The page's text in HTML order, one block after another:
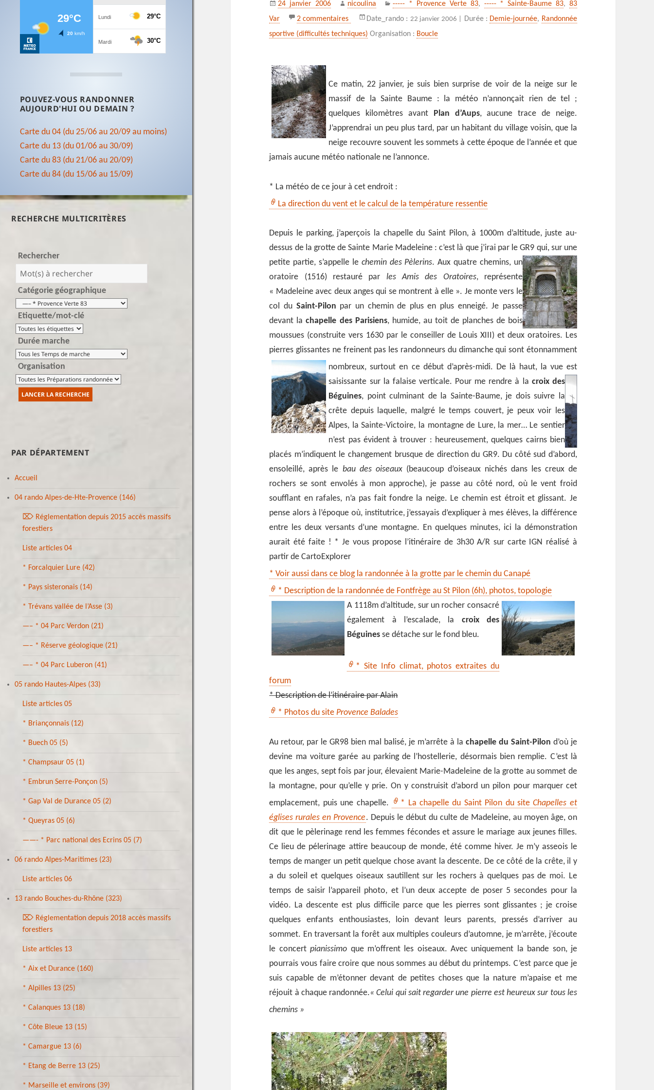
POUVEZ-VOUS RANDONNER
AUJOURD'HUI OU DEMAIN ?
Carte du 04 (du 25/06 au 20/09 au moins)
Carte du 13 (du 01/06 au 30/09)
Carte du 83 (du 21/06 au 20/09)
Carte du 84 (du 15/06 au 15/09)
RECHERCHE MULTICRITÈRES
Rechercher
Catégorie géographique
Etiquette/mot-clé
Durée marche
Organisation
PAR DÉPARTEMENT
Accueil
04 rando Alpes-de-Hte-Provence (146)
⌦ Réglementation depuis 2015 accès massifs
forestiers
Liste articles 04
* Forcalquier Lure (42)
* Pays sisteronais (14)
* Trévans vallée de l’Asse (3)
—– * 04 Parc Verdon (21)
—– * Réserve géologique (21)
—– * 04 Parc Luberon (41)
05 rando Hautes-Alpes (33)
Liste articles 05
* Briançonnais (12)
* Buech 05 (5)
* Champsaur 05 (1)
* Embrun Serre-Ponçon (5)
* Gap Val de Durance 05 (2)
* Queyras 05 (6)
——- * Parc national des Ecrins 05 (7)
06 rando Alpes-Maritimes (23)
Liste articles 06
13 rando Bouches-du-Rhône (323)
⌦ Réglementation depuis 2018 accès massifs
forestiers
Liste articles 13
* Aix et Durance (160)
* Alpilles 13 (25)
* Calanques 13 (18)
* Côte Bleue 13 (15)
* Camargue 13 (6)
* Etang de Berre 13 (25)
* Marseille et environs (39)
le
24 janvier 2006 nicoulina ----- * Provence Verte 83, ----- * Sainte-Baume 83, 83
Var
2 commentaires
sur De la neige à la croix des Béguines
Date_rando : 22 janvier 2006 | Durée : Demie-journée, Randonnée
sportive (difficultés techniques) Organisation : Boucle
Ce matin, 22 janvier, je suis bien surprise de voir de la neige sur le
massif de la Sainte Baume : la météo n’annonçait rien de tel ;
quelques kilomètres avant Plan d’Aups, aucune trace de neige.
J’apprendrai un peu plus tard, par un habitant du village voisin, que la
neige recouvre souvent les sommets à cette époque de l’année et que
jamais aucune météo nationale ne l’annonce.
* La météo de ce jour à cet endroit :
La direction du vent et le calcul de la température ressentie
Depuis le parking, j’aperçois la chapelle du Saint Pilon, à 1000m d’altitude, juste au-
dessus de la grotte de Sainte Marie Madeleine : c’est là que j’irai par le GR9 qui, sur une
petite partie, s’appelle le chemin des Pèlerins.Aux quatre chemins, un
oratoire (1516) restauré par les Amis des Oratoires, représente
« Madeleine avec deux anges qui se montrent à elle ». Je monte vers le
col du Saint-Pilon par un chemin de plus en plus enneigé. Je passe
devant lachapelle des Parisiens, humide, au toit de planches de bois
moussues (construite vers 1630 par le conseiller de Louis XIII) et deux oratoires. Les
pierres glissantes ne freinent pas les randonneurs du dimanche qui sont étonnamment
nombreux, surtout en ce début d’après-midi. De là haut, la vue est
saisissante sur la falaise verticale. Pour me rendre à la croix des
Béguines, point culminant de la Sainte-Baume, je dois suivre la
crête depuis laquelle, malgré le temps couvert, je peux voir les
Alpes, la Sainte-Victoire, la montagne de Lure, la mer… Le sentier
n’est pas évident à trouver : heureusement, quelques cairns bien
placés m’indiquent le changement brusque de direction du GR9. Du côté sud d’abord,
ensoleillé, après le bau des oiseaux (beaucoup d’oiseaux nichés dans les creux de
rochers se sont envolés à mon approche), je passe au côté nord, où le vent froid
soufflant en rafales, n’a pas fait fondre la neige. Le chemin est étroit et glissant. Je
pense alors à l’époque où, institutrice, j’essayais d’expliquer à mes élèves, la différence
entre les deux versants d’une montagne. En quelques minutes, ici la démonstration
aurait été faite ! * Je vous propose l’itinéraire de 3h30 A/R sur carte IGN réalisé à
partir de CartoExplorer
* Voir aussi dans ce blog la randonnée à la grotte par le chemin du Canapé
* Description de la randonnée de Fontfrège au St Pilon (6h), photos, topologie
A 1118m d’altitude, sur un rocher consacré
également à l’escalade, la croix des
Béguinesse détache sur le fond bleu.
* Site Info climat, photos extraites du
forum
* Description de l’itinéraire par Alain
* Photos du site Provence Balades
Au retour, par le GR98 bien mal balisé, je m’arrête à lachapelle du Saint-Pilon d’où je
devine ma voiture garée au parking de l’hostellerie, désormais bien remplie. C’est là
que les anges, sept fois par jour, élevaient Marie-Madeleine de la grotte au sommet de
la montagne, pour qu’elle y prie. On y construisit d’abord un pilon pour marquer cet
emplacement, puis une chapelle.
* La chapelle du Saint Pilon du siteChapelles et
églises rurales en Provence. Depuis le début du culte de Madeleine, au moyen âge, on
dit que le pèlerinage rend les femmes fécondes et assure le mariage aux jeunes filles.
Ce lieu de pélerinage attire beaucoup de monde, été comme hiver. Je m’y asseois le
temps de manger un petit quelque chose avant la descente. De ce côté de la crête, il y
a du soleil et quelques oiseaux sautillent sur les rochers à quelques pas de moi. Le
temps de saisir l’appareil photo, et l’un deux accepte de poser 5 secondes pour la
vidéo. La descente est plus difficile parce que les pierres sont glissantes ; je croise
quelques enfants enthousiastes, loin devant leurs parents, pressés d’arriver au
sommet. En traversant la forêt aux multiples couleurs d’automne, je m’arrête, j’écoute
le concertpianissimo que m’offrent les oiseaux. Avec uniquement la bande son, je
pourrais vous faire croire que nous sommes au début du printemps. C’est parce que je
suis capable de m’étonner devant de petites choses que la nature m’apaise et me
réjouit à chaque randonnée.« Celui qui sait regarder une pierre est heureux sur tous les
chemins »